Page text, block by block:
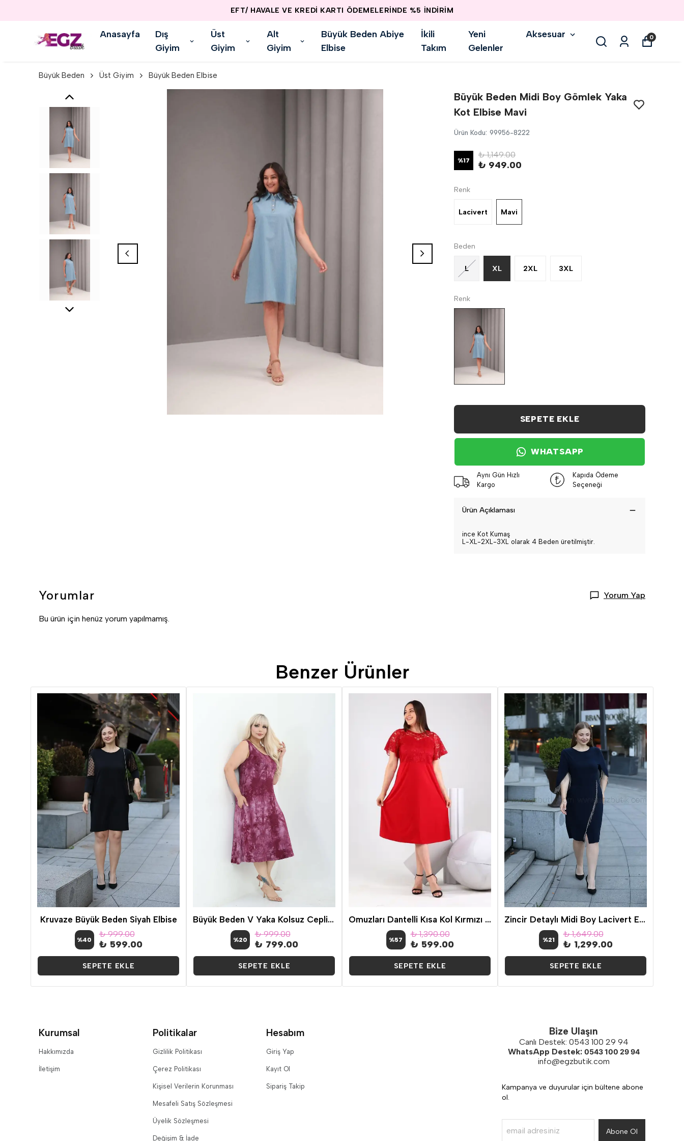
EFT/ HAVALE VE KREDİ KARTI ÖDEMELERİNDE %5 İNDİRİM
Anasayfa
Dış
Giyim
Üst
Giyim
Alt
Giyim
Büyük Beden Abiye
Elbise
İkili
Takım
Yeni
Gelenler
Aksesuar 0
Büyük Beden Üst Giyim Büyük Beden Elbise
Büyük Beden Midi Boy Gömlek Yaka
Kot Elbise Mavi
Ürün Kodu: 99956-8222
%17
₺ 1,149.00
₺ 949.00
Renk
Lacivert Mavi
Beden
L XL 2XL 3XL
Renk
SEPETE EKLE
WHATSAPP
Aynı Gün Hızlı
Kargo
Kapıda Ödeme
Seçeneği
Ürün Açıklaması
ince Kot Kumaş
L-XL-2XL-3XL olarak 4 Beden üretilmiştir.
Yorumlar Yorum Yap
Bu ürün için henüz yorum yapılmamış.
Benzer Ürünler
Kruvaze Büyük Beden Siyah Elbise
%40
₺ 999.00
₺ 599.00
SEPETE EKLE
Büyük Beden V Yaka Kolsuz Cepli Elbise
%20
₺ 999.00
₺ 799.00
SEPETE EKLE
Omuzları Dantelli Kısa Kol Kırmızı Sandy Elbise
%57
₺ 1,390.00
₺ 599.00
SEPETE EKLE
Zincir Detaylı Midi Boy Lacivert Elbise
%21
₺ 1,649.00
₺ 1,299.00
SEPETE EKLE
Kurumsal
Hakkımızda
İletişim
Politikalar
Gizlilik Politikası
Çerez Politikası
Kişisel Verilerin Korunması
Mesafeli Satış Sözleşmesi
Üyelik Sözleşmesi
Değişim & İade
Hesabım
Giriş Yap
Kayıt Ol
Sipariş Takip
Bize Ulaşın
Canlı Destek: 0543 100 29 94
WhatsApp Destek: 0543 100 29 94
info@egzbutik.com
Kampanya ve duyurular için bültene abone
ol.
Abone Ol